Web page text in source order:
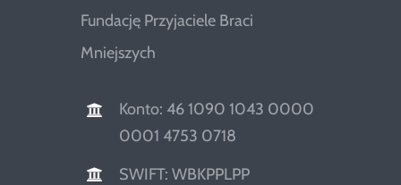
Fundację Przyjaciele Braci
Mniejszych
Konto: 46 1090 1043 0000
0001 4753 0718
SWIFT: WBKPPLPP